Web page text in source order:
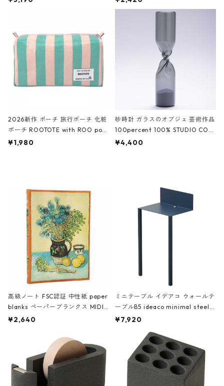
ーガンディー、オフホワイト
CODILE/Black クロコダイル/ブラ
2026新作 ポーチ 旅行ポーチ 化粧
ポーチ ROOTOTE with ROO pou
ch 3532 ルートート WR.ポーチ.ラ
¥1,980
砂時計 ガラスのオブジェ 芸術作品
100percent 100% STUDIO COH
AKU Timeless 100パーセント ス
¥4,400
高級ノート FSC認証 中性紙 paper
blanks ペーパーブランクス MIDI
ハードカバー 罫線 ヴァン・ゴッホ
¥2,640
ミニテーブル イデアコ ウォールテ
ーブルB5 ideaco minimal steel f
urniture WALL Table B5 ネイビー
¥7,920